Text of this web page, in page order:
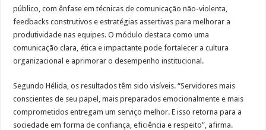
público, com ênfase em técnicas de comunicação não-violenta,
feedbacks construtivos e estratégias assertivas para melhorar a
produtividade nas equipes. O módulo destaca como uma
comunicação clara, ética e impactante pode fortalecer a cultura
organizacional e aprimorar o desempenho institucional.
Segundo Hélida, os resultados têm sido visíveis. “Servidores mais
conscientes de seu papel, mais preparados emocionalmente e mais
comprometidos entregam um serviço melhor. E isso retorna para a
sociedade em forma de confiança, eficiência e respeito”, afirma.